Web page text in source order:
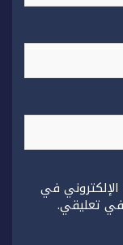
في
في تعليقي.